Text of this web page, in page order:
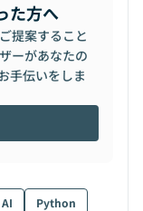
た方へ
提案すること
ーがあなたの
手伝いをしま
AI
Python